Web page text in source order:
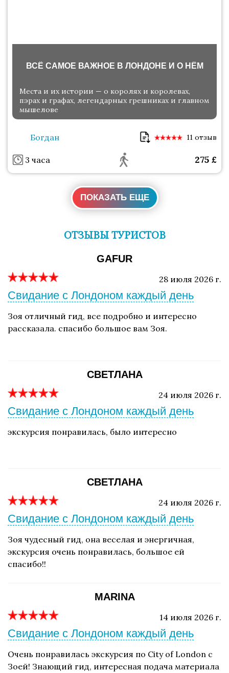
ВСЁ САМОЕ ВАЖНОЕ В ЛОНДОНЕ И О НЁМ
Места и их истории — о королях и королевах,
пэрах и графах, легендарных грешниках и главном
мышелове
Богдан 11 отзыв
3 часа 275 £
ПОКАЗАТЬ ЕЩЕ
ОТЗЫВЫ ТУРИСТОВ
GAFUR
28 июля 2026 г.
Свидание с Лондоном каждый день
Зоя отличный гид, все подробно и интересно
рассказала. спасибо большое вам Зоя.
СВЕТЛАНА
24 июля 2026 г.
Свидание с Лондоном каждый день
экскурсия понравилась, было интересно
СВЕТЛАНА
24 июля 2026 г.
Свидание с Лондоном каждый день
Зоя чудесный гид, она веселая и энергичная,
экскурсия очень понравилась, большое ей
спасибо!!
MARINA
14 июля 2026 г.
Свидание с Лондоном каждый день
Очень понравилась экскурсия по City of London с
Зоей! Знающий гид, интересная подача материала